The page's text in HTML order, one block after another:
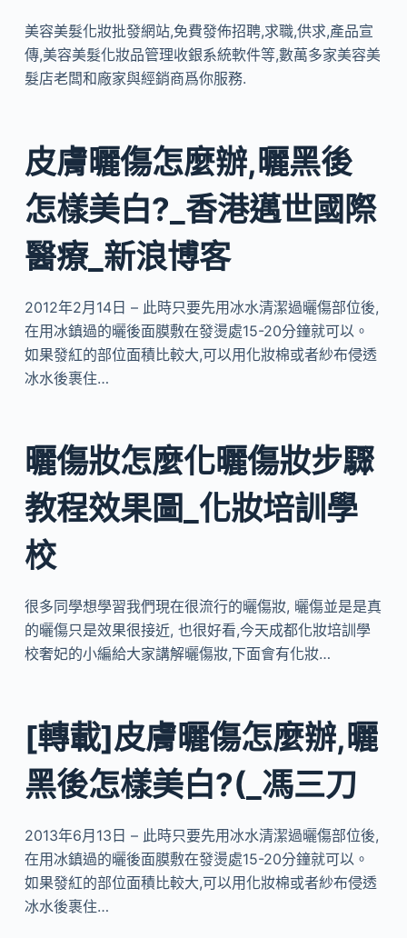
美容美髮化妝批發網站,免費發佈招聘,求職,供求,產品宣
傳,美容美髮化妝品管理收銀系統軟件等,數萬多家美容美
髮店老闆和廠家與經銷商爲你服務.
皮膚曬傷怎麼辦,曬黑後
怎樣美白?_香港邁世國際
醫療_新浪博客
2012年2月14日 – 此時只要先用冰水清潔過曬傷部位後,
在用冰鎮過的曬後面膜敷在發燙處15-20分鐘就可以。
如果發紅的部位面積比較大,可以用化妝棉或者紗布侵透
冰水後裹住…
曬傷妝怎麼化曬傷妝步驟
教程效果圖_化妝培訓學
校
很多同學想學習我們現在很流行的曬傷妝, 曬傷並是是真
的曬傷只是效果很接近, 也很好看,今天成都化妝培訓學
校奢妃的小編給大家講解曬傷妝,下面會有化妝…
[轉載]皮膚曬傷怎麼辦,曬
黑後怎樣美白?(_馮三刀
2013年6月13日 – 此時只要先用冰水清潔過曬傷部位後,
在用冰鎮過的曬後面膜敷在發燙處15-20分鐘就可以。
如果發紅的部位面積比較大,可以用化妝棉或者紗布侵透
冰水後裹住…